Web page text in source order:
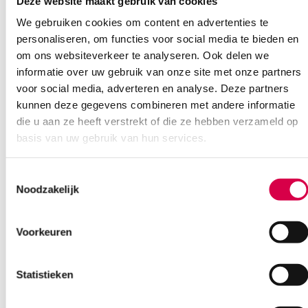
We gebruiken cookies om content en advertenties te
personaliseren, om functies voor social media te bieden en
om ons websiteverkeer te analyseren. Ook delen we
informatie over uw gebruik van onze site met onze partners
voor social media, adverteren en analyse. Deze partners
kunnen deze gegevens combineren met andere informatie
die u aan ze heeft verstrekt of die ze hebben verzameld op
basis van uw gebruik van hun services.
Noodzakelijk
Voorkeuren
Statistieken
Ook interessant
Schimmelbusch oorspuit incl. toebehoren +